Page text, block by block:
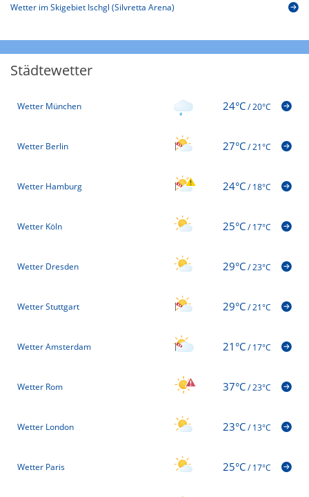
Wetter im Skigebiet Ischgl (Silvretta Arena)
Städtewetter
Wetter München 24°C/20°C
Wetter Berlin 27°C/21°C
Wetter Hamburg 24°C/18°C
Wetter Köln 25°C/17°C
Wetter Dresden 29°C/23°C
Wetter Stuttgart 29°C/21°C
Wetter Amsterdam 21°C/17°C
Wetter Rom 37°C/23°C
Wetter London 23°C/13°C
Wetter Paris 25°C/17°C